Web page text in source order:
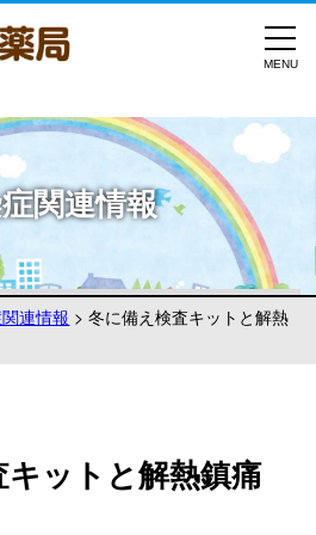
関連情報
連情報 >冬に備え検査キットと解熱
ットと解熱鎮痛